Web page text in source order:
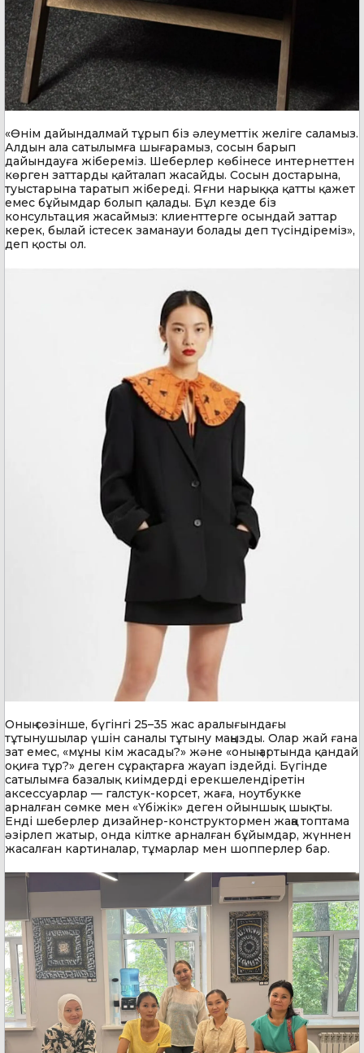
«Өнім дайындалмай тұрып біз әлеуметтік желіге саламыз.
Алдын ала сатылымға шығарамыз, сосын барып
дайындауға жібереміз. Шеберлер көбінесе интернеттен
көрген заттарды қайталап жасайды. Сосын достарына,
туыстарына таратып жібереді. Яғни нарыққа қатты қажет
емес бұйымдар болып қалады. Бұл кезде біз
консультация жасаймыз: клиенттерге осындай заттар
керек, былай істесек заманауи болады деп түсіндіреміз»,
деп қосты ол.
Оның сөзінше, бүгінгі 25–35 жас аралығындағы
тұтынушылар үшін саналы тұтыну маңызды. Олар жай ғана
зат емес, «мұны кім жасады?» және «оның артында қандай
оқиға тұр?» деген сұрақтарға жауап іздейді. Бүгінде
сатылымға базалық киімдерді ерекшелендіретін
аксессуарлар — галстук-корсет, жаға, ноутбукке
арналған сөмке мен «Үбіжік» деген ойыншық шықты.
Енді шеберлер дизайнер-конструктормен жаңа топтама
әзірлеп жатыр, онда кілтке арналған бұйымдар, жүннен
жасалған картиналар, тұмарлар мен шопперлер бар.